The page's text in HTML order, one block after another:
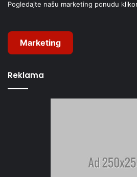
Pogledajte našu marketing ponudu
Marketing
Reklama